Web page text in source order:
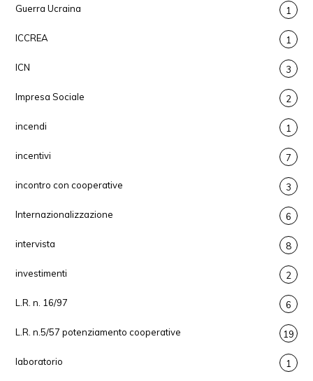
Guerra Ucraina 1
ICCREA 1
ICN 3
Impresa Sociale 2
incendi 1
incentivi 7
incontro con cooperative 3
Internazionalizzazione 6
intervista 8
investimenti 2
L.R. n. 16/97 6
L.R. n.5/57 potenziamento cooperative 19
laboratorio 1